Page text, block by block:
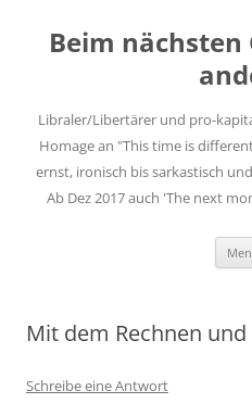
springen
Beim nächsten
Libraler/Libertärer und pro-
Homage an "This time is
ernst, ironisch bis sarkastisch
Ab Dez 2017 auch 'The next
Mit dem Rechnen
Schreibe eine Antwort